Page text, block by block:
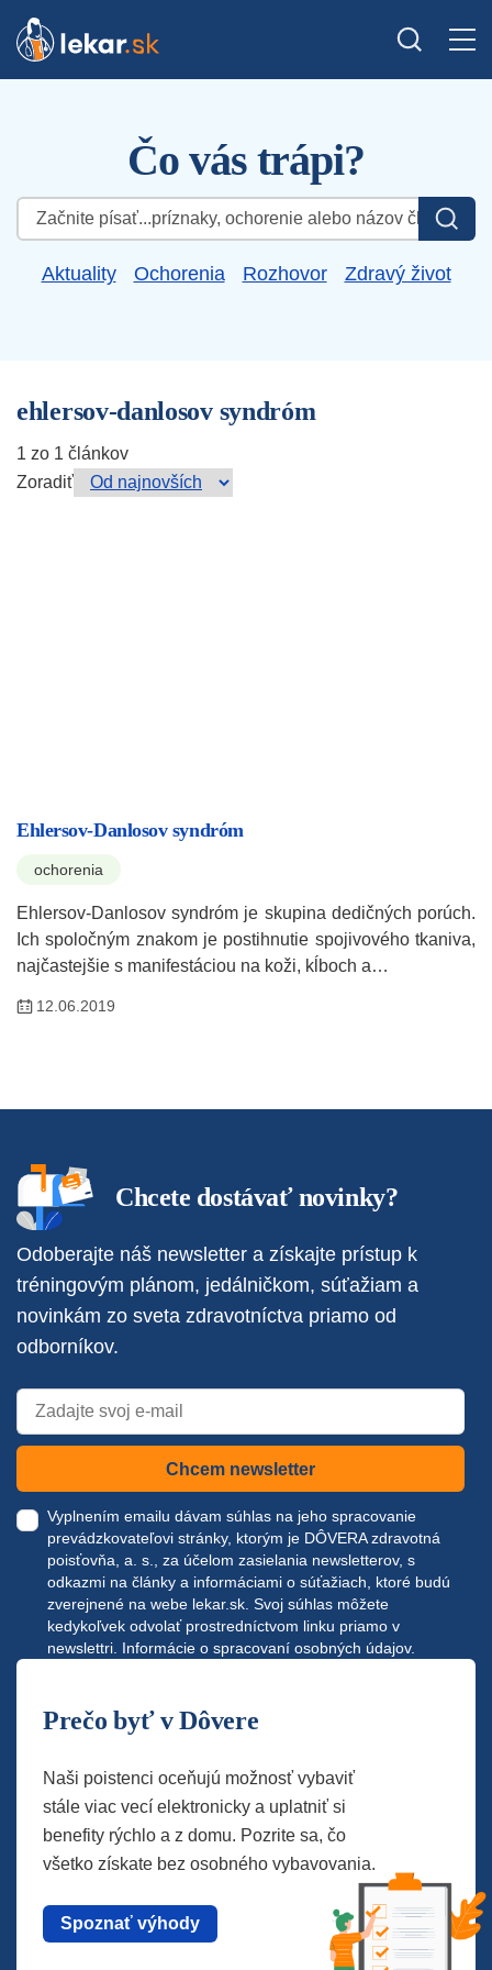
Čo vás trápi?
Hľadať:
Aktuality Ochorenia Rozhovor Zdravý život
ehlersov-danlosov syndróm
1 zo 1 článkov
Zoradiť
Ehlersov-Danlosov syndróm
ochorenia
Ehlersov-Danlosov syndróm je skupina dedičných porúch.
Ich spoločným znakom je postihnutie spojivového tkaniva,
najčastejšie s manifestáciou na koži, kĺboch a…
12.06.2019
Chcete dostávať novinky?
Odoberajte náš newsletter a získajte prístup k
tréningovým plánom, jedálničkom, súťažiam a
novinkám zo sveta zdravotníctva priamo od
odborníkov.
Chcem newsletter
Vyplnením emailu dávam súhlas na jeho spracovanie
prevádzkovateľovi stránky, ktorým je DÔVERA zdravotná
poisťovňa, a. s., za účelom zasielania newsletterov, s
odkazmi na články a informáciami o súťažiach, ktoré budú
zverejnené na webe lekar.sk . Svoj súhlas môžete
kedykoľvek odvolať prostredníctvom linku priamo v
newslettri. Informácie o spracovaní osobných údajov.
Prečo byť v Dôvere
Naši poistenci oceňujú možnosť vybaviť
stále viac vecí elektronicky a uplatniť si
benefity rýchlo a z domu. Pozrite sa, čo
všetko získate bez osobného vybavovania.
Spoznať výhody